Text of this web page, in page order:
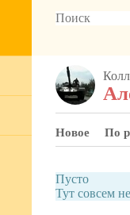
Новое По
Пусто
Тут совсем